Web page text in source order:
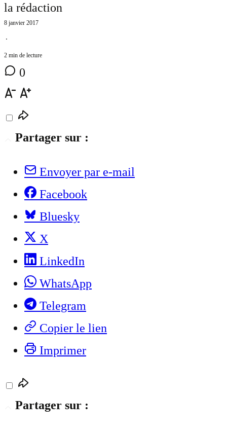
la rédaction
8 janvier 2017
⋅
2 min de lecture
0
Partager sur :
Envoyer par e-mail
Facebook
Bluesky
X
LinkedIn
WhatsApp
Telegram
Copier le lien
Imprimer
Partager sur :